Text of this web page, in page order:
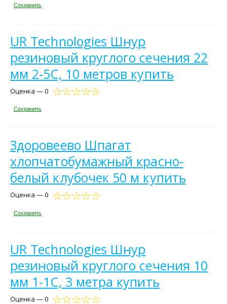
Сохранить
UR Technologies Шнур
резиновый круглого сечения 22
мм 2-5С, 10 метров купить
Оценка — 0
Сохранить
Здоровеево Шпагат
хлопчатобумажный красно-
белый клубочек 50 м купить
Оценка — 0
Сохранить
UR Technologies Шнур
резиновый круглого сечения 10
мм 1-1С, 3 метра купить
Оценка — 0